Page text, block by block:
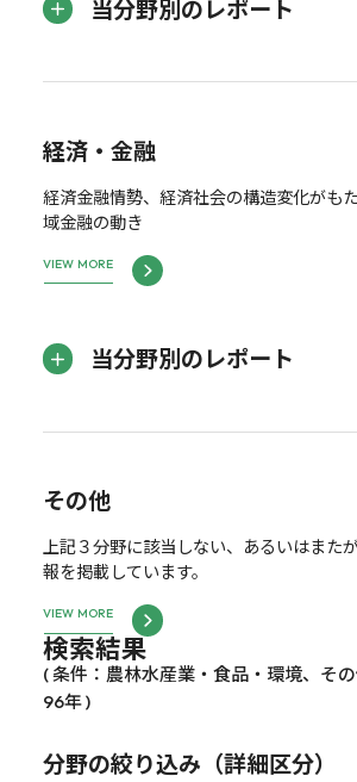
当分野別のレポート
経済・金融
経済金融情勢、経済社会の構造変化がも
域金融の動き
VIEW MORE
当分野別のレポート
その他
上記３分野に該当しない、あるいはまた
報を掲載しています。
VIEW MORE
検索結果
( 条件：農林水産業・食品・環境、そ
96年 )
分野の絞り込み（詳細区分）